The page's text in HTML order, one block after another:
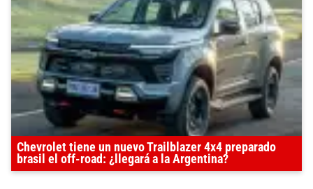
Chevrolet tiene un nuevo Trailblazer 4x4 preparado
brasil el off-road: ¿llegará a la Argentina?